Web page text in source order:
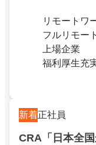
リモートワ
フルリモート
上場企業
福利厚生充
新着正社員
CRA「日本全